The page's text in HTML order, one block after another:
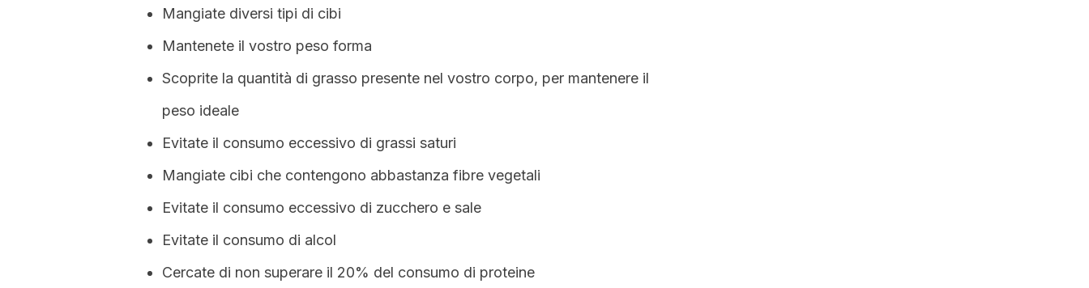
Mangiate diversi tipi di cibi
Mantenete il vostro peso forma
Scoprite la quantità di grasso presente nel vostro corpo, per mantenere il
peso ideale
Evitate il consumo eccessivo di grassi saturi
Mangiate cibi che contengono abbastanza fibre vegetali
Evitate il consumo eccessivo di zucchero e sale
Evitate il consumo di alcol
Cercate di non superare il 20% del consumo di proteine